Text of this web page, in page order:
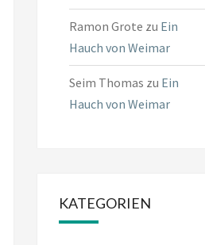
Ramon Grote zu Ein
Hauch von Weimar
Seim Thomas zu Ein
Hauch von Weimar
KATEGORIEN